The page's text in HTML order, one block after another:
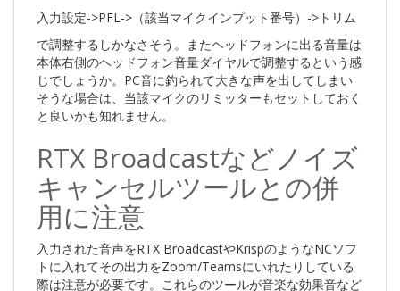
入力設定->PFL->（該当マイクインプット番号）->トリム
で調整するしかなさそう。またヘッドフォンに出る音量は
本体右側のヘッドフォン音量ダイヤルで調整するという感
じでしょうか。PC音に釣られて大きな声を出してしまい
そうな場合は、当該マイクのリミッターもセットしておく
と良いかも知れません。
RTX Broadcastなどノイズ
キャンセルツールとの併
用に注意
入力された音声をRTX BroadcastやKrispのようなNCソフ
トに入れてその出力をZoom/Teamsにいれたりしている
際は注意が必要です。これらのツールが音楽な効果音など